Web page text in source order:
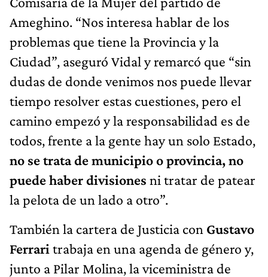
Ameghino. “Nos interesa hablar de los
problemas que tiene la Provincia y la
Ciudad”, aseguró Vidal y remarcó que “sin
dudas de donde venimos nos puede llevar
tiempo resolver estas cuestiones, pero el
camino empezó y la responsabilidad es de
todos, frente a la gente hay un solo Estado,
no se trata de municipio o provincia, no
puede haber divisiones ni tratar de patear
la pelota de un lado a otro”.
También la cartera de Justicia con Gustavo
Ferrari trabaja en una agenda de género y,
junto a Pilar Molina, la viceministra de